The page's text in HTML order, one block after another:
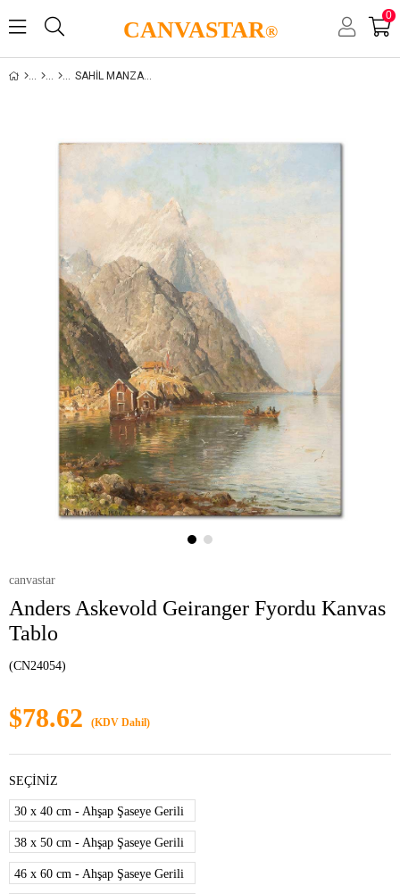
CANVASTAR®
0
SAHIL MANZARALARI
canvastar
Anders Askevold Geiranger Fyordu Kanvas
Tablo
(CN24054)
$78.62 (KDV Dahil)
SEÇİNİZ
30 x 40 cm - Ahşap Şaseye Gerili
38 x 50 cm - Ahşap Şaseye Gerili
46 x 60 cm - Ahşap Şaseye Gerili